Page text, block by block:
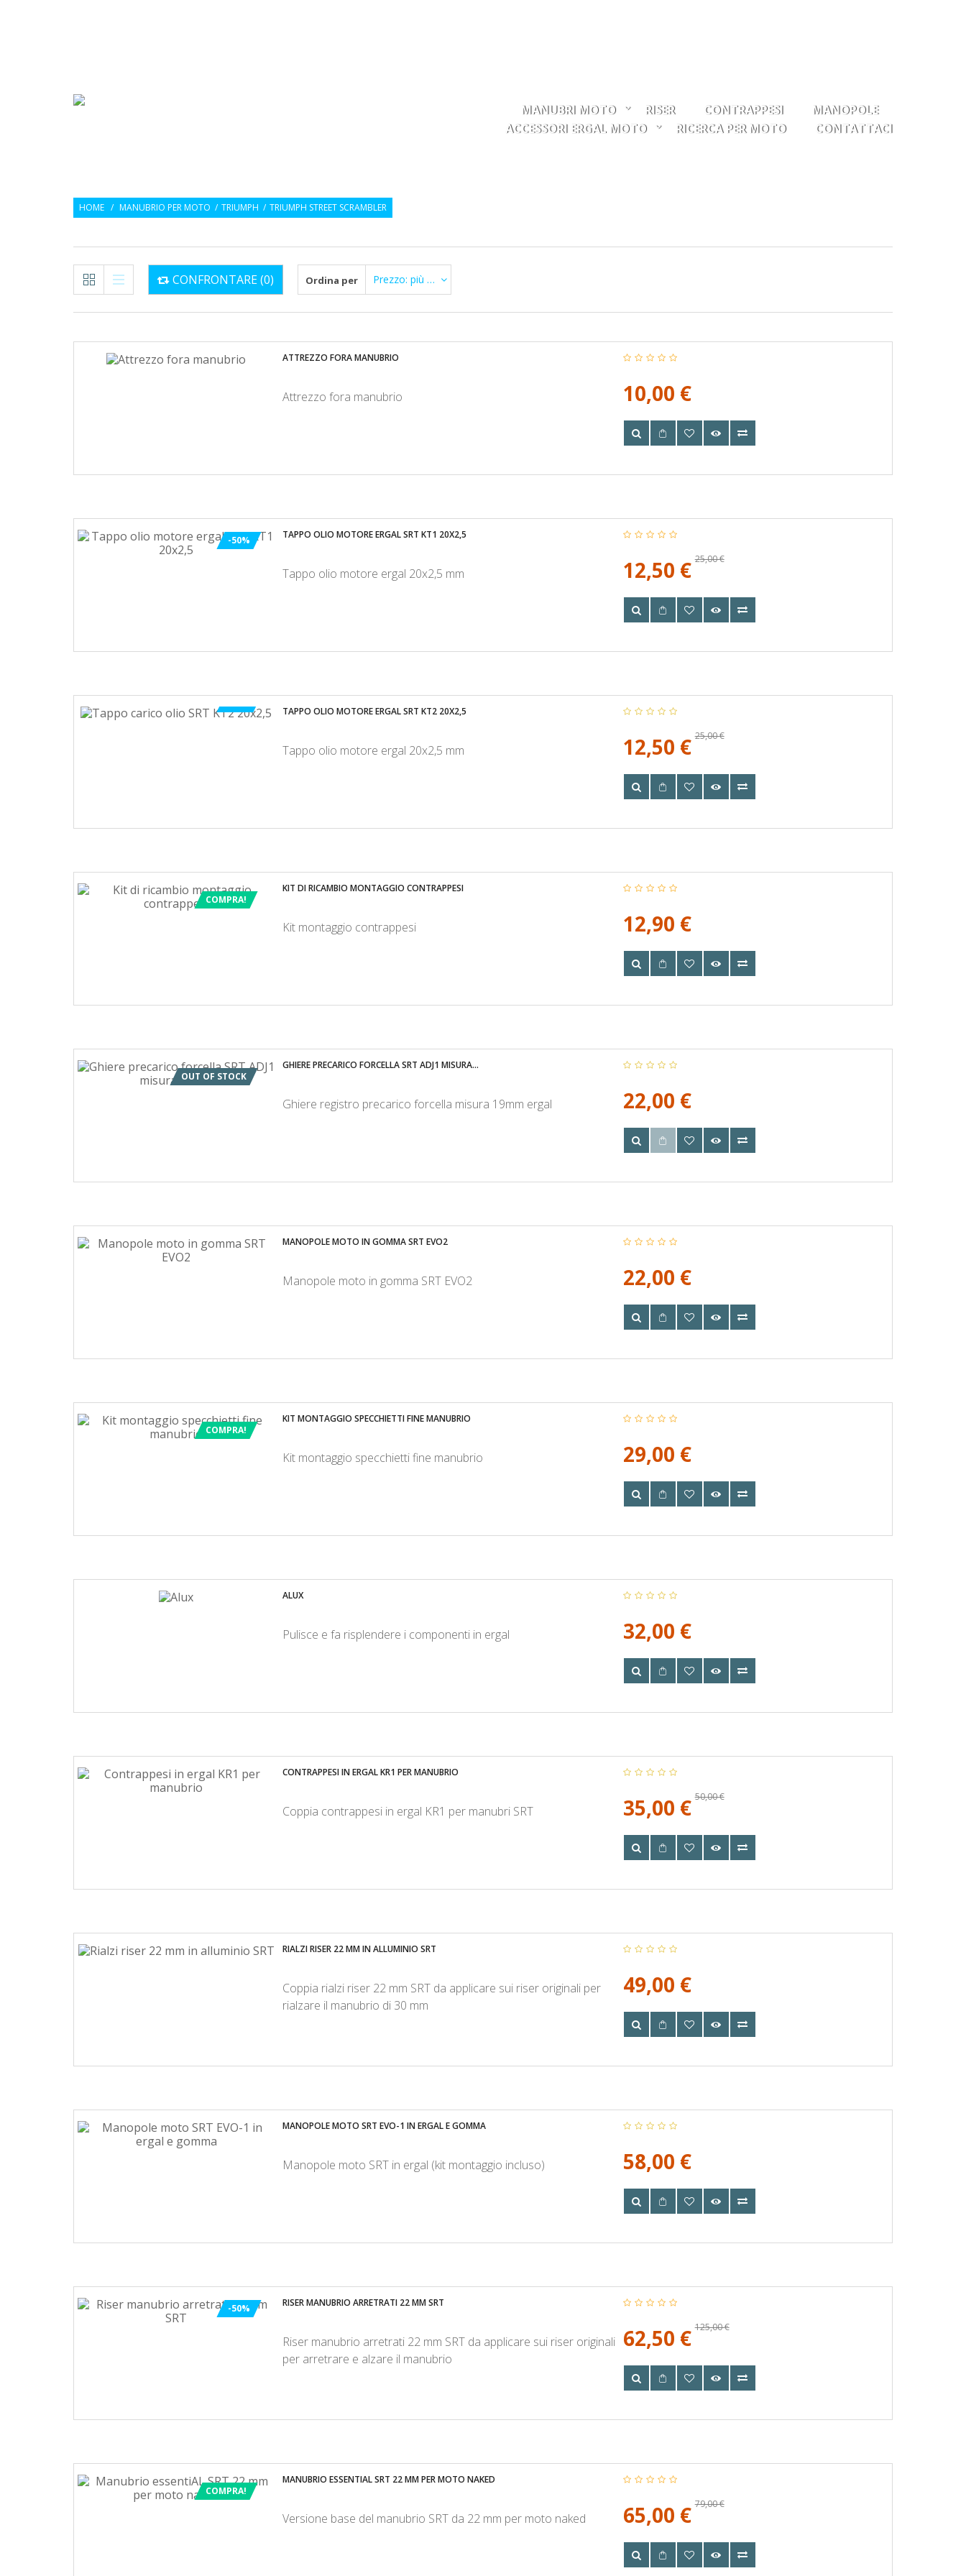
MANUBRI MOTO RISER CONTRAPPESI
MANOPOLE
ACCESSORI ERGAL MOTO
RICERCA PER MOTO CONTATTACI
HOME / MANUBRIO PER MOTO / TRIUMPH / TRIUMPH STREET SCRAMBLER
CONFRONTARE (0) Ordina per Prezzo: più Basso di prima
ATTREZZO FORA MANUBRIO
Attrezzo fora manubrio 10,00 €
-50% TAPPO OLIO MOTORE ERGAL SRT KT1 20X2,5
Tappo olio motore ergal 20x2,5 mm
25,00 €
12,50 €
TAPPO OLIO MOTORE ERGAL SRT KT2 20X2,5
Tappo olio motore ergal 20x2,5 mm
25,00 €
12,50 €
COMPRA!
KIT DI RICAMBIO MONTAGGIO CONTRAPPESI
Kit montaggio contrappesi 12,90 €
OUT OF STOCK
GHIERE PRECARICO FORCELLA SRT ADJ1 MISURA...
Ghiere registro precarico forcella misura 19mm ergal 22,00 €
MANOPOLE MOTO IN GOMMA SRT EVO2
Manopole moto in gomma SRT EVO2 22,00 €
COMPRA!
KIT MONTAGGIO SPECCHIETTI FINE MANUBRIO
Kit montaggio specchietti fine manubrio 29,00 €
ALUX
Pulisce e fa risplendere i componenti in ergal 32,00 €
CONTRAPPESI IN ERGAL KR1 PER MANUBRIO
Coppia contrappesi in ergal KR1 per manubri SRT
50,00 €
35,00 €
RIALZI RISER 22 MM IN ALLUMINIO SRT
Coppia rialzi riser 22 mm SRT da applicare sui riser originali per
rialzare il manubrio di 30 mm
49,00 €
MANOPOLE MOTO SRT EVO-1 IN ERGAL E GOMMA
Manopole moto SRT in ergal (kit montaggio incluso) 58,00 €
-50% RISER MANUBRIO ARRETRATI 22 MM SRT
Riser manubrio arretrati 22 mm SRT da applicare sui riser originali
per arretrare e alzare il manubrio
125,00 €
62,50 €
COMPRA!
MANUBRIO ESSENTIAL SRT 22 MM PER MOTO NAKED
Versione base del manubrio SRT da 22 mm per moto naked
79,00 €
65,00 €